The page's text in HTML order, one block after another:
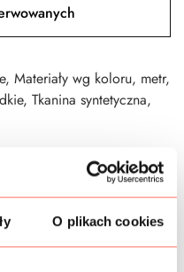
O plikach cookies
, Materiały wg koloru, metr,
, Tkanina syntetyczna,